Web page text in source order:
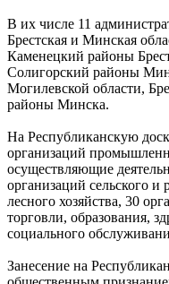
В их числе 11
Брестская и Минская
Каменецкий районы
Солигорский районы
Могилевской области,
районы Минска.
На Республиканскую
организаций
осуществляющие
организаций сельского и
лесного хозяйства, 30
торговли, образования,
социального
Занесение на